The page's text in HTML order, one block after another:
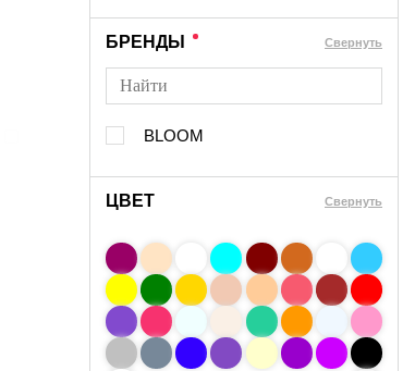
БРЕНДЫ Cвернуть
BLOOM
ЦВЕТ Свернуть